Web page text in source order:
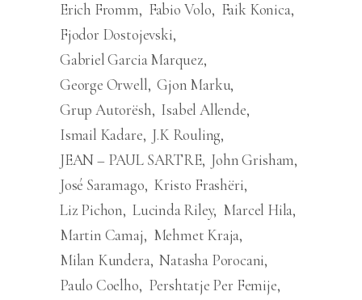
Erich Fromm
Fabio Volo
Faik Konica
Fjodor Dostojevski
Gabriel Garcia Marquez
George Orwell Gjon Marku
Grup Autorësh Isabel Allende
Ismail Kadare J.K Rouling
JEAN – PAUL SARTRE John Grisham
José Saramago Kristo Frashëri
Liz Pichon Lucinda Riley Marcel Hila
Martin Camaj
Mehmet Kraja
Milan Kundera Natasha Porocani
Paulo Coelho
Pershtatje Per Femije